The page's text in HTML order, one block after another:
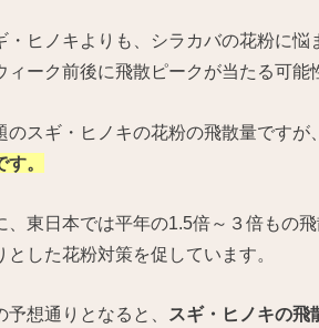
・ヒノキよりも、シラカバの花粉に
ィーク前後に飛散ピークが当たる可能
のスギ・ヒノキの花粉の飛散量ですが
す。
、東日本では平年の1.5倍～３倍もの
とした花粉対策を促しています。
予想通りとなると、 スギ・ヒノキの飛